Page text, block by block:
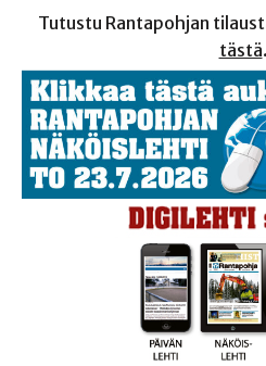
Tutustu Rantapohjan
tästä.